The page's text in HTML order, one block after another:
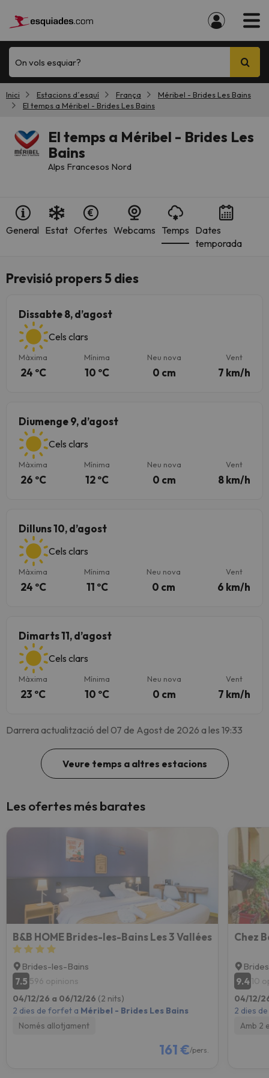
On vols esquiar?
Inici Estacions d´esquí França
Méribel - Brides Les Bains
El temps a Méribel - Brides Les Bains
El temps a Méribel - Brides Les
Bains
Alps Francesos Nord
General Estat Ofertes Webcams Temps Dates
temporada
Previsió propers 5 dies
Dissabte 8, d’agost
Cels clars
Màxima
24 ºC
Mínima
10 ºC
Neu nova
0 cm
Vent
7 km/h
Diumenge 9, d’agost
Cels clars
Màxima
26 ºC
Mínima
12 ºC
Neu nova
0 cm
Vent
8 km/h
Dilluns 10, d’agost
Cels clars
Màxima
24 ºC
Mínima
11 ºC
Neu nova
0 cm
Vent
6 km/h
Dimarts 11, d’agost
Cels clars
Màxima
23 ºC
Mínima
10 ºC
Neu nova
0 cm
Vent
7 km/h
Darrera actualització del 07 de Agost de 2026 a les 19:33
Veure temps a altres estacions
Les ofertes més barates
B&B HOME Brides-les-Bains Les 3 Vallées
Brides-les-Bains
7.5 596 opinions
04/12/26 a 06/12/26 (2 nits)
2 dies de forfet a Méribel - Brides Les Bains
Només allotjament
161 €/pers.
Chez
9.410
04/12/
2 dies
Amb 2